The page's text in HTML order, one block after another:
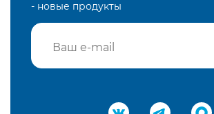
- новые продукты